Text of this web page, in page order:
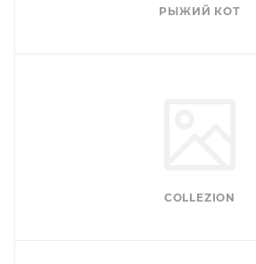
РЫЖИЙ КОТ
COLLEZION